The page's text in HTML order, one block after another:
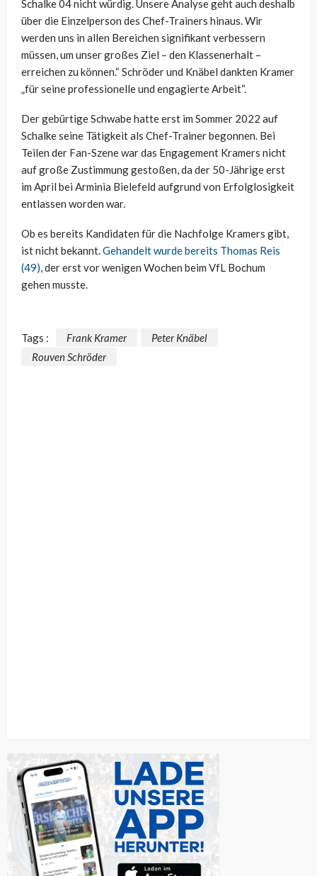
Schalke 04 nicht würdig. Unsere Analyse geht auch deshalb
über die Einzelperson des Chef-Trainers hinaus. Wir
werden uns in allen Bereichen signifikant verbessern
müssen, um unser großes Ziel – den Klassenerhalt –
erreichen zu können.“ Schröder und Knäbel dankten Kramer
„für seine professionelle und engagierte Arbeit“.
Der gebürtige Schwabe hatte erst im Sommer 2022 auf
Schalke seine Tätigkeit als Chef-Trainer begonnen. Bei
Teilen der Fan-Szene war das Engagement Kramers nicht
auf große Zustimmung gestoßen, da der 50-Jährige erst
im April bei Arminia Bielefeld aufgrund von Erfolglosigkeit
entlassen worden war.
Ob es bereits Kandidaten für die Nachfolge Kramers gibt,
ist nicht bekannt.Gehandelt wurde bereits Thomas Reis
(49), der erst vor wenigen Wochen beim VfL Bochum
gehen musste.
Tags : Frank Kramer
Peter Knäbel
Rouven Schröder